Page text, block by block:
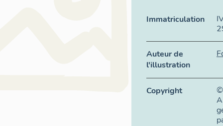
Immatriculation
Auteur de
l'illustration
Copyright
©